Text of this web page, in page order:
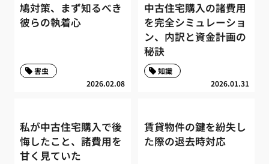
鳩対策、まず知るべき
彼らの執着心
2026.02.08
害虫
中古住宅購入の諸費用
を完全シミュレーショ
ン、内訳と資金計画の
秘訣
2026.01.31
知識
私が中古住宅購入で後
悔したこと、諸費用を
甘く見ていた
賃貸物件の鍵を紛失し
た際の退去時対応